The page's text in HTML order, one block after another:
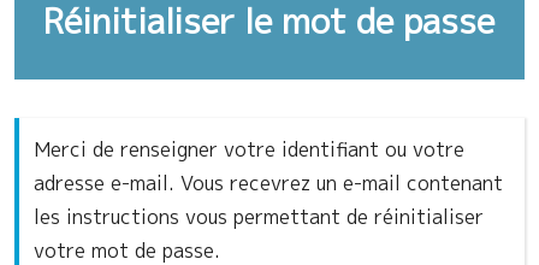
Réinitialiser le mot de passe
Merci de renseigner votre identifiant ou votre
adresse e-mail. Vous recevrez un e-mail contenant
les instructions vous permettant de réinitialiser
votre mot de passe.